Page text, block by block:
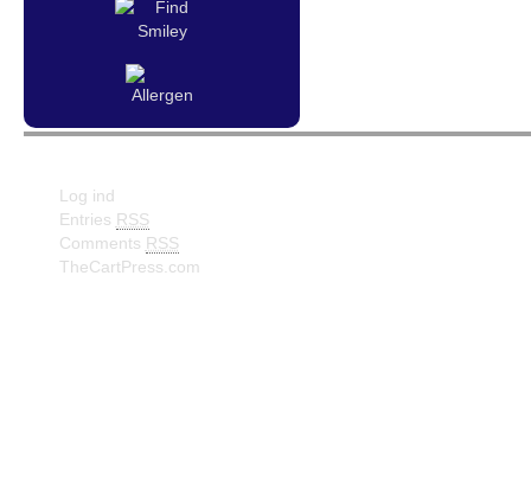
Log ind
Entries RSS
Comments RSS
TheCartPress.com